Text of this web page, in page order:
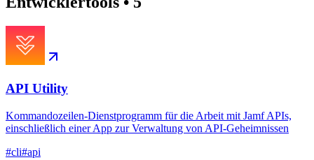
API Utility
Kommandozeilen-Dienstprogramm für die Arbeit mit Jamf APIs,
einschließlich einer App zur Verwaltung von API-Geheimnissen
#cli#api